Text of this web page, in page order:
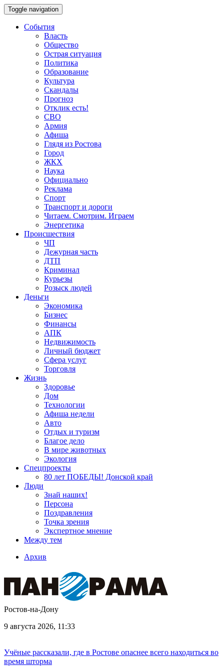
Toggle navigation
События
Власть
Общество
Острая ситуация
Политика
Образование
Культура
Скандалы
Прогноз
Отклик есть!
СВО
Армия
Афиша
Глядя из Ростова
Город
ЖКХ
Наука
Официально
Реклама
Спорт
Транспорт и дороги
Читаем. Смотрим. Играем
Энергетика
Происшествия
ЧП
Дежурная часть
ДТП
Криминал
Курьезы
Розыск людей
Деньги
Экономика
Бизнес
Финансы
АПК
Недвижимость
Личный бюджет
Сфера услуг
Торговля
Жизнь
Здоровье
Дом
Технологии
Афиша недели
Авто
Отдых и туризм
Благое дело
В мире животных
Экология
Спецпроекты
80 лет ПОБЕДЫ! Донской край
Люди
Знай наших!
Персона
Поздравления
Точка зрения
Экспертное мнение
Между тем
Архив
Ростов-на-Дону
9 августа 2026, 11:33
Учёные рассказали, где в Ростове опаснее всего находиться во
время шторма